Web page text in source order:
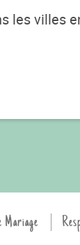
les villes
Mariage